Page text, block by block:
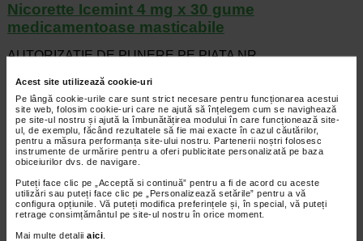
Acest site utilizează cookie-uri
Pe lângă cookie-urile care sunt strict necesare pentru funcționarea acestui
site web, folosim cookie-uri care ne ajută să înțelegem cum se navighează
pe site-ul nostru și ajută la îmbunătățirea modului în care funcționează site-
ul, de exemplu, făcând rezultatele să fie mai exacte în cazul căutărilor,
pentru a măsura performanța site-ului nostru. Partenerii noștri folosesc
instrumente de urmărire pentru a oferi publicitate personalizată pe baza
obiceiurilor dvs. de navigare.
Puteți face clic pe „Acceptă si continuă” pentru a fi de acord cu aceste
utilizări sau puteți face clic pe „Personalizează setările” pentru a vă
configura opțiunile. Vă puteți modifica preferințele și, în special, vă puteți
retrage consimțământul pe site-ul nostru în orice moment.
Mai multe detalii aici
Nicorette Icemint 4 mg x 30 gume
medicamentoase masticabile
AUTORIZATIE DE PUNERE PE PIATA NR.
Nicorette patch 15 mg / 16 h x 7 plicuri x 1
plasture
Plasturele transdermic NICORETTE® elibereaza in
parcursul zilei, pentru a te ajuta sa depasesti …
citeste tot...
Nidoflor crema x 15 g IS